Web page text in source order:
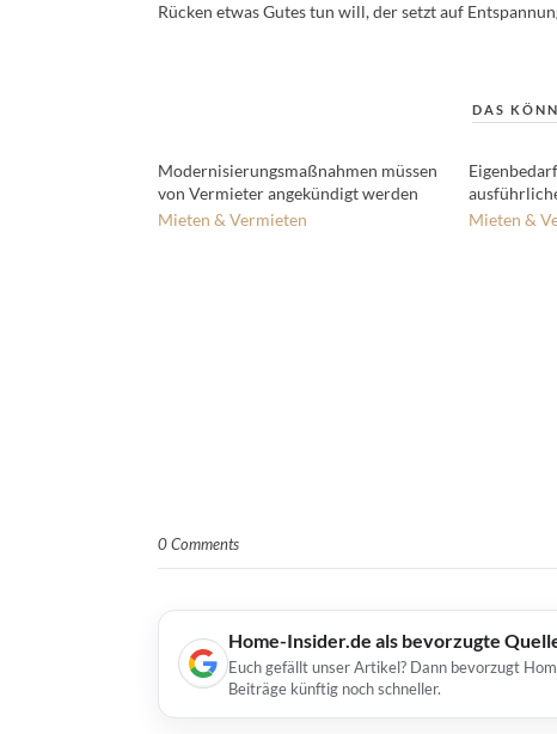
Rücken etwas Gutes tun will, der setzt auf
DAS
Modernisierungsmaßnahmen müssen
von Vermieter angekündigt werden
Mieten & Vermieten
Mieten &
0 Comments
Home-Insider.de als bevorzugte
Euch gefällt unser Artikel? Dann bevorzugt
Beiträge künftig noch schneller.